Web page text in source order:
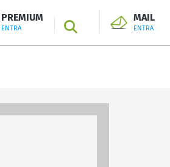
PREMIUM
ENTRA SEARCH
MAIL
ENTRA